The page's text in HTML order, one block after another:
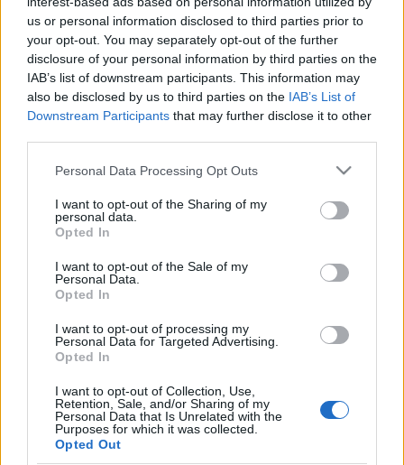
us or personal information disclosed to third parties prior to
your opt-out. You may separately opt-out of the further
disclosure of your personal information by third parties on the
IAB’s list of downstream participants. This information may
also be disclosed by us to third parties on the IAB’s List of
Downstream Participants that may further disclose it to other
Please note that this website/app uses one or more Google
not limited to your visit or usage behaviour. You may click to
grant or deny consent to Google and its third-party tags to
use your data for below specified purposes in below Google
consent section.
Personal Data Processing Opt Outs
I want to opt-out of the Sharing of my
personal data.
Opted In
I want to opt-out of the Sale of my
Personal Data.
Opted In
I want to opt-out of processing my
Personal Data for Targeted Advertising.
Opted In
I want to opt-out of Collection, Use,
Retention, Sale, and/or Sharing of my
Personal Data that Is Unrelated with the
Purposes for which it was collected.
Opted Out
producer:Kovács Gábor, Pataki Ági
vágó:Kiss Wanda
Rudolf Péter(Lali)
Reviczky Gábor
Csuja Imre(Csoki)
Gáspár Sándor (Róka)
Horváth Lajos Ottó (Sanyi)